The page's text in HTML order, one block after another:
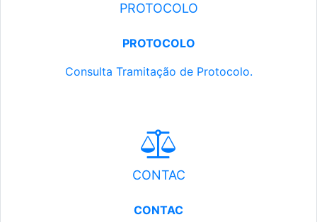
PROTOCOLO
PROTOCOLO
Consulta Tramitação de Protocolo.
CONTAC
CONTAC